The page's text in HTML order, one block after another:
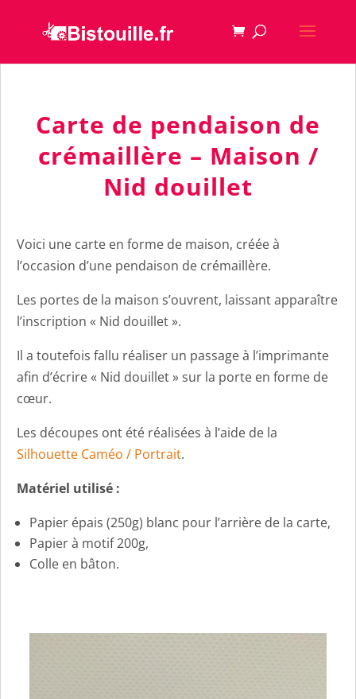
Carte de pendaison de
crémaillère – Maison /
Nid douillet
Voici une carte en forme de maison, créée à
l’occasion d’une pendaison de crémaillère.
Les portes de la maison s’ouvrent, laissant apparaître
l’inscription « Nid douillet ».
Il a toutefois fallu réaliser un passage à l’imprimante
afin d’écrire « Nid douillet » sur la porte en forme de
cœur.
Les découpes ont été réalisées à l’aide de la
Silhouette Caméo / Portrait.
Matériel utilisé :
Papier épais (250g) blanc pour l’arrière de la carte,
Papier à motif 200g,
Colle en bâton.